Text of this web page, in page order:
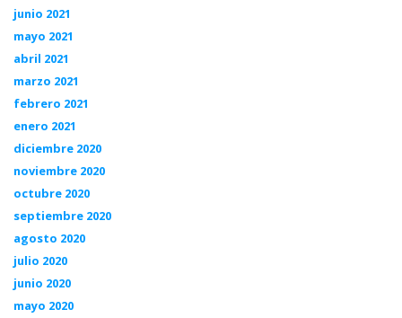
junio 2021
mayo 2021
abril 2021
marzo 2021
febrero 2021
enero 2021
diciembre 2020
noviembre 2020
octubre 2020
septiembre 2020
agosto 2020
julio 2020
junio 2020
mayo 2020